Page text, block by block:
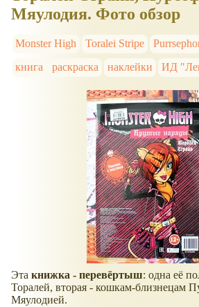
Мяулодия. Фото обзор
Monster High Toralei Stripe
книга
раскраска наклейки ИД
Эта книжка - перевёртыш: одна её
Торалей, вторая - кошкам-близнецам
Мяулодией.